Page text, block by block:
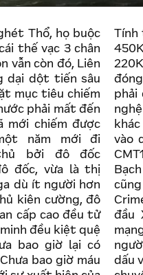
Thổ, họ buộc
thế vạc 3 chân
vẫn còn đó, Liên
dại dột tiến sâu
mục tiêu chiếm
phải mất đến
mới chiếm được
năm mới đi
bởi đô đốc
đốc, vừa là thị
dù ít người hơn
kiên cường, đô
cấp cao đều tử
đều kiệt quệ
bao giờ lại có
bao giờ máu
phải
vào
cũng
đầu
dấu